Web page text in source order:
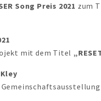
Song Preis 2021 zum
mit dem Titel